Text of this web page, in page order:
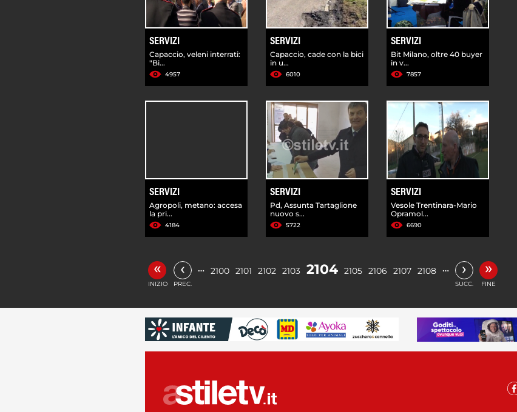
SERVIZI
Capaccio, veleni interrati:
"Bi...
4957
SERVIZI
Capaccio, cade con la bici
in u...
6010
SERVIZI
Bit Milano, oltre 40 buyer
in v...
7857
SERVIZI
Agropoli, metano: accesa
la pri...
4184
SERVIZI
Pd, Assunta Tartaglione
nuovo s...
5722
SERVIZI
Vesole Trentinara-Mario
Opramol...
6690
«
INIZIO
‹
PREC.
… 2100 2101 2102 2103 2104 2105 2106 2107 2108 … ›
SUCC.
»
FINE